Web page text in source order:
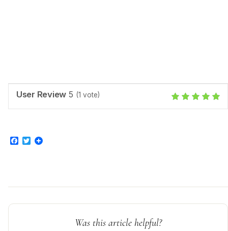
User Review 5 (1 vote)
Facebook
Twitter
Was this article helpful?